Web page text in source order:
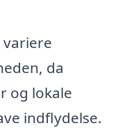
variere
da
og lokale
indflydelse.